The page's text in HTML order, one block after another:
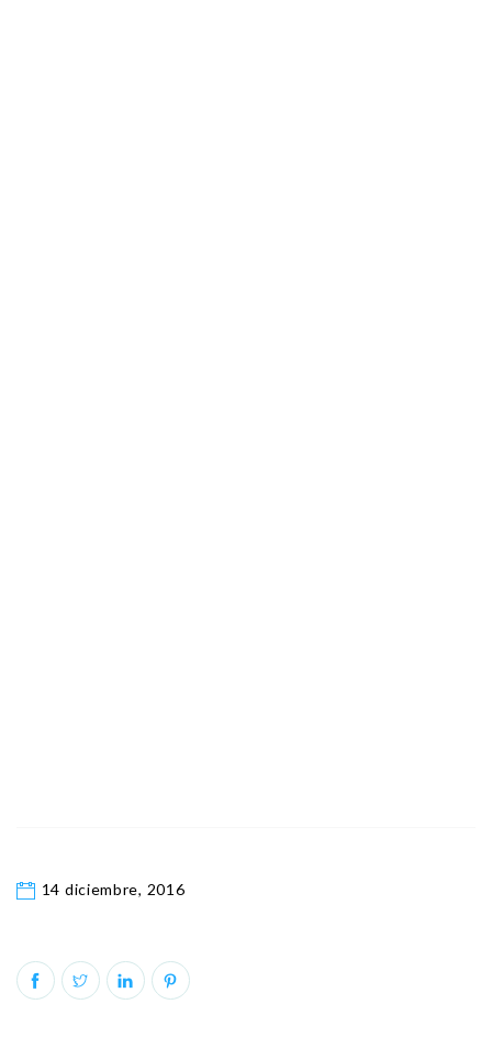
14 diciembre, 2016